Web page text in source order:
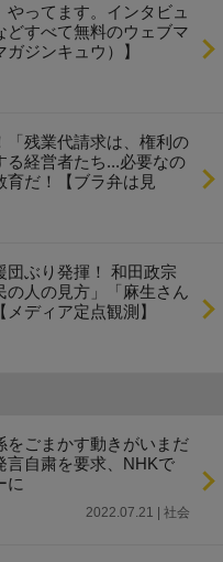
ってます。インタビュ
どすべて無料のウェブマ
ジンキュウ）】
「残業代請求は、権利の
る経営者たち...必要なの
育だ！【ブラ弁は見
団ぶり発揮！ 和田政宗
人の見方」「麻生さん
ディア定点観測】
をごまかす動きがいまだ
自粛を要求、NHKで
に
2022.07.21 | 社会